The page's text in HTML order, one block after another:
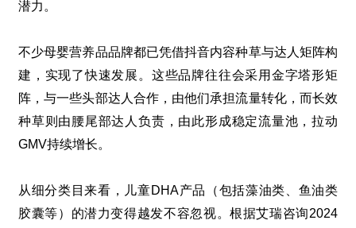
潜力。
不少母婴营养品品牌都已凭借抖音内容种草与达人矩阵构
建，实现了快速发展。这些品牌往往会采用金字塔形矩
阵，与一些头部达人合作，由他们承担流量转化，而长效
种草则由腰尾部达人负责，由此形成稳定流量池，拉动
GMV持续增长。
从细分类目来看，儿童DHA产品（包括藻油类、鱼油类
胶囊等）的潜力变得越发不容忽视。根据艾瑞咨询2024